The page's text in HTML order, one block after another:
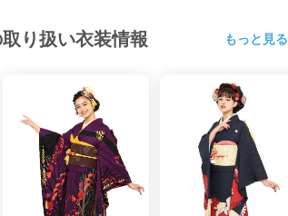
して
り扱い衣装情報 もっと見る